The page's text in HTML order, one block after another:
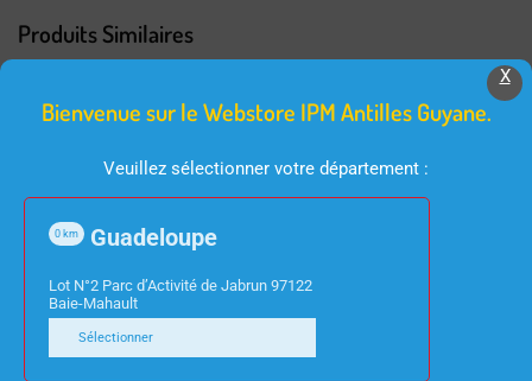
Produits Similaires
INFORMATIQUE
PC ACER MINI VERITON
EN2580 I5-1134G7 8GO
420W WIFI/ BT DTS
X
Bienvenue sur le Webstore IPM Antilles Guyane.
Veuillez sélectionner votre département :
Guadeloupe
0 km
Lot N°2 Parc d’Activité de Jabrun 97122
Baie-Mahault
Sélectionner